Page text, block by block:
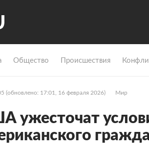
Общество Происшествия
(обновлено: 17:01, 16 февраля 2026) Мир
ужесточат